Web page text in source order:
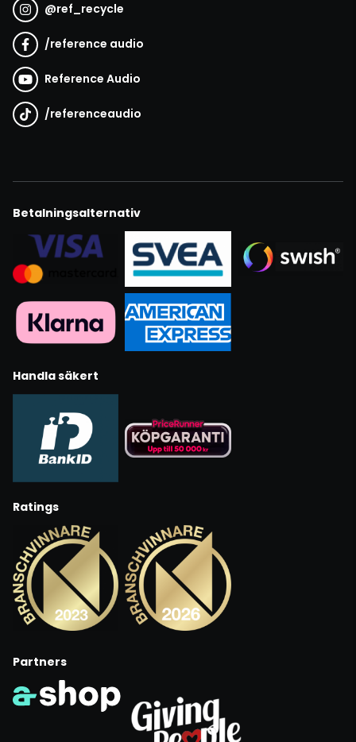
@ref_recycle
/reference audio
Reference Audio
/referenceaudio
Betalningsalternativ
Handla säkert
Ratings
Partners